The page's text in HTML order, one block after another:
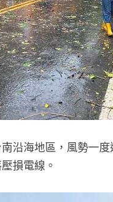
沿海地區，風勢一
損電線。